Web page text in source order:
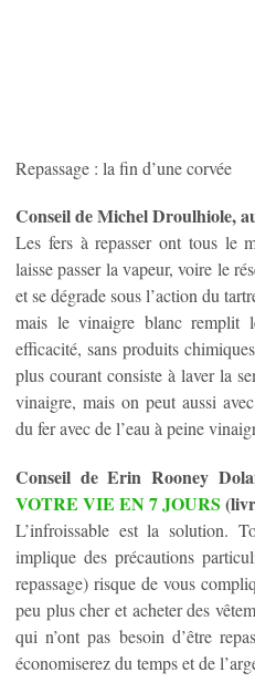
Repassage : la fin d’une corvée
Conseil de Michel Droulhiole,
Les fers à repasser ont tous le
laisse passer la vapeur, voire le
et se dégrade sous l’action du
mais le vinaigre blanc remplit
efficacité, sans produits
plus courant consiste à laver la
vinaigre, mais on peut aussi
du fer avec de l’eau à peine
Conseil de Erin Rooney
VOTRE VIE EN 7 JOURS
L’infroissable est la solution.
implique des précautions
repassage) risque de vous
peu plus cher et acheter des
qui n’ont pas besoin d’être
économiserez du temps et de